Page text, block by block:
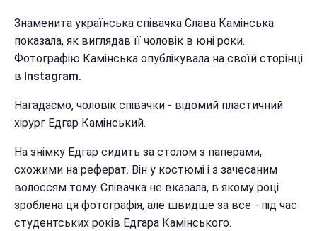
Знаменита українська співачка Слава Камінська
показала, як виглядав її чоловік в юні роки.
Фотографію Камінська опублікувала на своїй сторінці
в Instagram.
Нагадаємо, чоловік співачки - відомий пластичний
хірург Едгар Камінський.
На знімку Едгар сидить за столом з паперами,
схожими на реферат. Він у костюмі і з зачесаним
волоссям тому. Співачка не вказала, в якому році
зроблена ця фотографія, але швидше за все - під час
студентських років Едгара Камінського.